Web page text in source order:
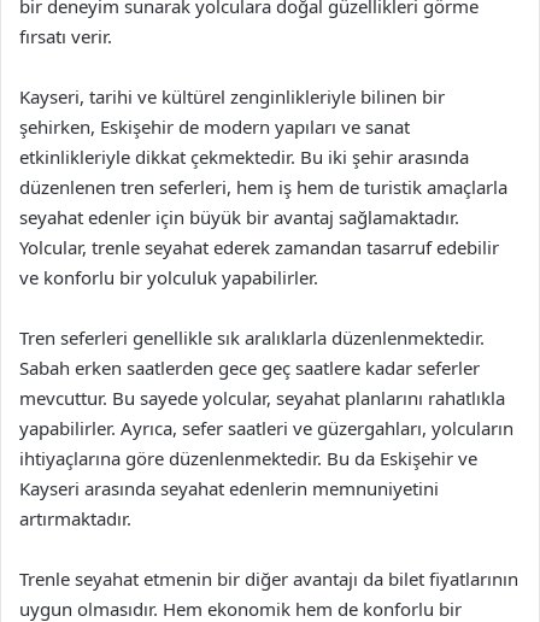
bir deneyim sunarak yolculara doğal güzellikleri görme
fırsatı verir.
Kayseri, tarihi ve kültürel zenginlikleriyle bilinen bir
şehirken, Eskişehir de modern yapıları ve sanat
etkinlikleriyle dikkat çekmektedir. Bu iki şehir arasında
düzenlenen tren seferleri, hem iş hem de turistik amaçlarla
seyahat edenler için büyük bir avantaj sağlamaktadır.
Yolcular, trenle seyahat ederek zamandan tasarruf edebilir
ve konforlu bir yolculuk yapabilirler.
Tren seferleri genellikle sık aralıklarla düzenlenmektedir.
Sabah erken saatlerden gece geç saatlere kadar seferler
mevcuttur. Bu sayede yolcular, seyahat planlarını rahatlıkla
yapabilirler. Ayrıca, sefer saatleri ve güzergahları, yolcuların
ihtiyaçlarına göre düzenlenmektedir. Bu da Eskişehir ve
Kayseri arasında seyahat edenlerin memnuniyetini
artırmaktadır.
Trenle seyahat etmenin bir diğer avantajı da bilet fiyatlarının
uygun olmasıdır. Hem ekonomik hem de konforlu bir